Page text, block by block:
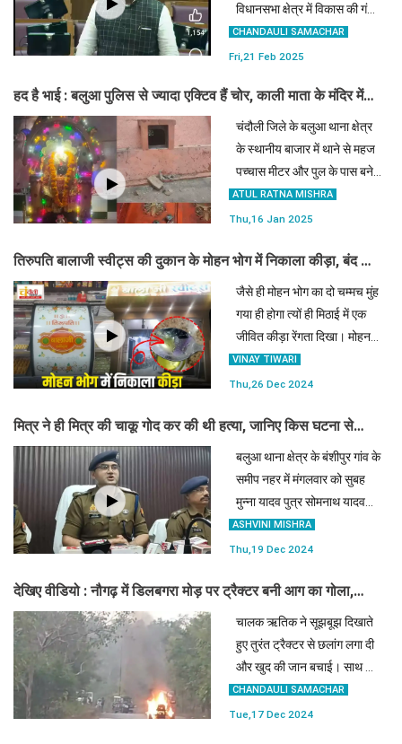
विधानसभा क्षेत्र में विकास की गंगा
बह रही है और कई इलाकों में
सैकड़ों करोड़ के विकास कार्य तेजी
CHANDAULI SAMACHAR
Fri,21 Feb 2025
हद है भाई : बलुआ पुलिस से ज्यादा एक्टिव हैं चोर, काली माता के मंदिर में
चोरी
चंदौली जिले के बलुआ थाना क्षेत्र
के स्थानीय बाजार में थाने से महज
पच्चास मीटर और पुल के पास बने
पिकेट से पन्द्रह मीटर की दूरी पर
काली माता मन्दिर से हजारो रुपये
दिया।
ATUL RATNA MISHRA
Thu,16 Jan 2025
तिरुपति बालाजी स्वीट्स की दुकान के मोहन भोग में निकाला कीड़ा, बंद हो
गयी दुकानदार की बोलती
जैसे ही मोहन भोग का दो चम्मच मुंह
गया ही होगा त्यों ही मिठाई में एक
जीवित कीड़ा रेंगता दिखा। मोहन
भोग में कीड़ा निकलता देखकर
मोहन भोग खा रहा उपभोक्ता दंग हो
VINAY TIWARI
Thu,26 Dec 2024
मित्र ने ही मित्र की चाकू गोद कर की थी हत्या, जानिए किस घटना से
परेशान होकर जिगरी यार ने उठाया ऐसा कदम
बलुआ थाना क्षेत्र के बंशीपुर गांव के
समीप नहर में मंगलवार को सुबह
मुन्ना यादव पुत्र सोमनाथ यादव
25 वर्षीय देवरापुर गांव के निवासी
का शव चाकू से की गई हत्या के बाद
ASHVINI MISHRA
Thu,19 Dec 2024
देखिए वीडियो : नौगढ़ में डिलबगरा मोड़ पर ट्रैक्टर बनी आग का गोला,
चालक ने कूदकर बचाई जान
चालक ऋतिक ने सूझबूझ दिखाते
हुए तुरंत ट्रैक्टर से छलांग लगा दी
और खुद की जान बचाई। साथ ही,
फौरन पुलिस को सूचना दी।
CHANDAULI SAMACHAR
Tue,17 Dec 2024